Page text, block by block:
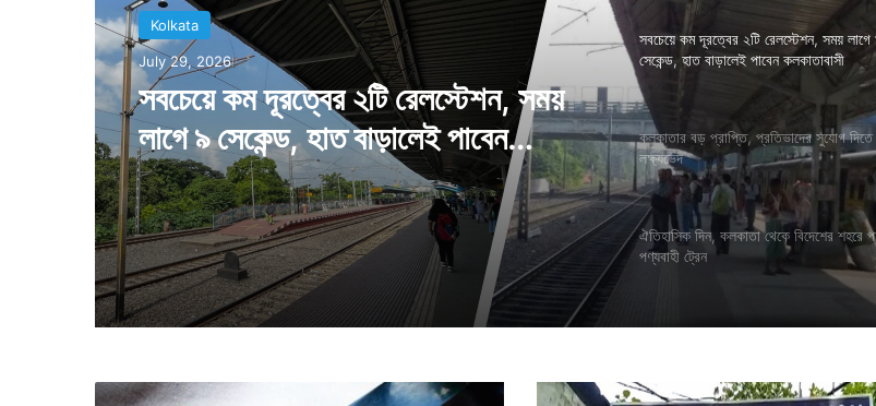
Kolkata
July 29, 2026
সবচেয়ে কম দূরত্বের ২টি রেলস্টেশন, সময়
লাগে ৯ সেকেন্ড, হাত বাড়ালেই পাবেন
কলকাতাবাসী
সবচেয়ে কম দূরত্বের ২টি রেলস্টেশন, সময় লাগে
সেকেন্ড, হাত বাড়ালেই পাবেন কলকাতাবাসী
কলকাতার বড় প্রাপ্তি, প্রতিভাদের সুযোগ দিতে
লক্ষ্যভেদ
ঐতিহাসিক দিন, কলকাতা থেকে বিদেশের শহরে
পণ্যবাহী ট্রেন
বি